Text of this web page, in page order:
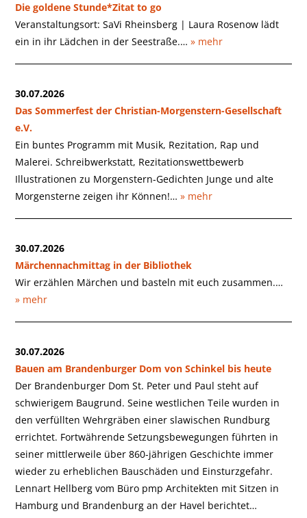
Die goldene Stunde*Zitat to go
Veranstaltungsort: SaVi Rheinsberg | Laura Rosenow lädt
ein in ihr Lädchen in der Seestraße.…» mehr
30.07.2026
Das Sommerfest der Christian-Morgenstern-Gesellschaft
e.V.
Ein buntes Programm mit Musik, Rezitation, Rap und
Malerei. Schreibwerkstatt, Rezitationswettbewerb
Illustrationen zu Morgenstern-Gedichten Junge und alte
Morgensterne zeigen ihr Können!…» mehr
30.07.2026
Märchennachmittag in der Bibliothek
Wir erzählen Märchen und basteln mit euch zusammen.…
» mehr
30.07.2026
Bauen am Brandenburger Dom von Schinkel bis heute
Der Brandenburger Dom St. Peter und Paul steht auf
schwierigem Baugrund. Seine westlichen Teile wurden in
den verfüllten Wehrgräben einer slawischen Rundburg
errichtet. Fortwährende Setzungsbewegungen führten in
seiner mittlerweile über 860-jährigen Geschichte immer
wieder zu erheblichen Bauschäden und Einsturzgefahr.
Lennart Hellberg vom Büro pmp Architekten mit Sitzen in
Hamburg und Brandenburg an der Havel berichtet…